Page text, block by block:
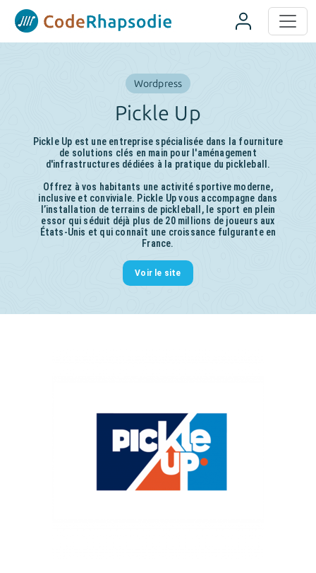
Wordpress
Pickle Up
Pickle Up est une entreprise spécialisée dans la fourniture
de solutions clés en main pour l'aménagement
d'infrastructures dédiées à la pratique du pickleball.
Offrez à vos habitants une activité sportive moderne,
inclusive et conviviale. Pickle Up vous accompagne dans
l’installation de terrains de pickleball, le sport en plein
essor qui séduit déjà plus de 20 millions de joueurs aux
États-Unis et qui connaît une croissance fulgurante en
France.
Voir le site
Panneau de gestion des cookies